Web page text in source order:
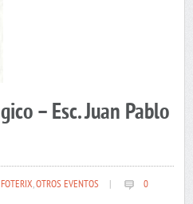
– Esc. Juan Pablo
FOTERIX,OTROS EVENTOS 0